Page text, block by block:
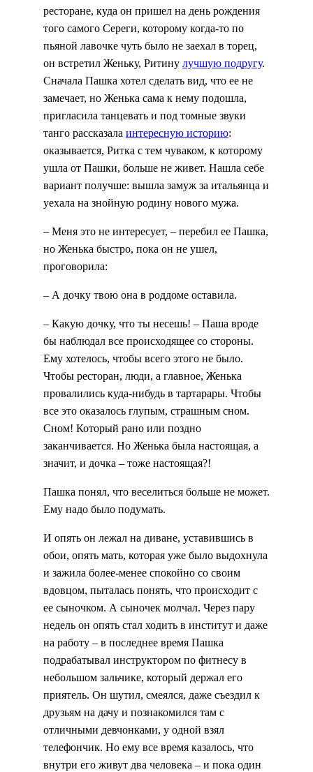
ресторане, куда он пришел на день рождения
того самого Сереги, которому когда-то по
пьяной лавочке чуть было не заехал в торец,
он встретил Женьку, Ритину лучшую подругу.
Сначала Пашка хотел сделать вид, что ее не
замечает, но Женька сама к нему подошла,
пригласила танцевать и под томные звуки
танго рассказала интересную историю:
оказывается, Ритка с тем чуваком, к которому
ушла от Пашки, больше не живет. Нашла себе
вариант получше: вышла замуж за итальянца и
уехала на знойную родину нового мужа.
– Меня это не интересует, – перебил ее Пашка,
но Женька быстро, пока он не ушел,
проговорила:
– А дочку твою она в роддоме оставила.
– Какую дочку, что ты несешь! – Паша вроде
бы наблюдал все происходящее со стороны.
Ему хотелось, чтобы всего этого не было.
Чтобы ресторан, люди, а главное, Женька
провалились куда-нибудь в тартарары. Чтобы
все это оказалось глупым, страшным сном.
Сном! Который рано или поздно
заканчивается. Но Женька была настоящая, а
значит, и дочка – тоже настоящая?!
Пашка понял, что веселиться больше не может.
Ему надо было подумать.
И опять он лежал на диване, уставившись в
обои, опять мать, которая уже было выдохнула
и зажила более-менее спокойно со своим
вдовцом, пыталась понять, что происходит с
ее сыночком. А сыночек молчал. Через пару
недель он опять стал ходить в институт и даже
на работу – в последнее время Пашка
подрабатывал инструктором по фитнесу в
небольшом зальчике, который держал его
приятель. Он шутил, смеялся, даже съездил к
друзьям на дачу и познакомился там с
отличными девчонками, у одной взял
телефончик. Но ему все время казалось, что
внутри его живут два человека – и пока один